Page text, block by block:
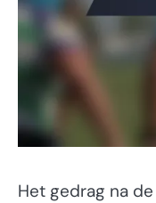
Het gedrag na